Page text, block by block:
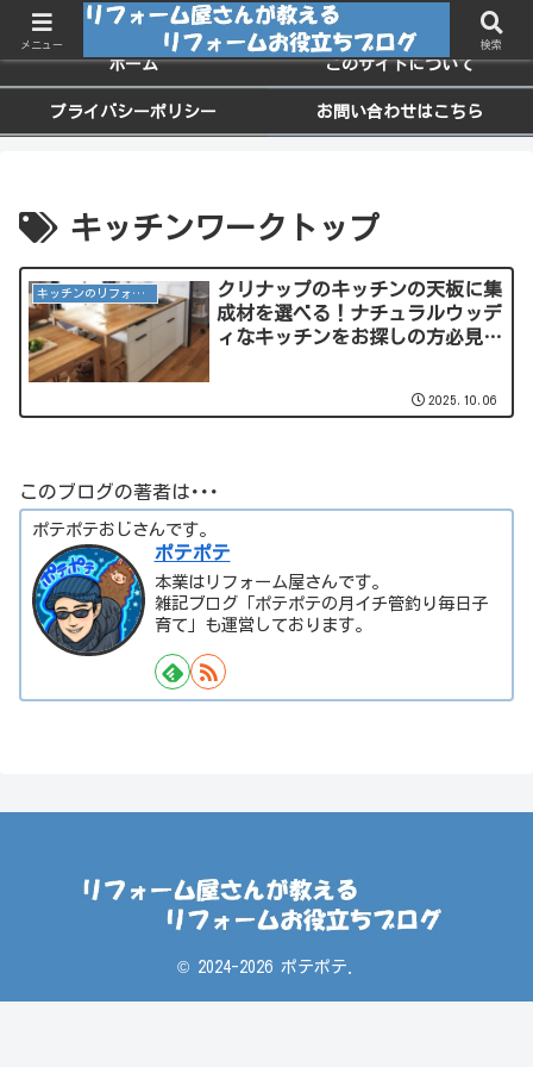
ちょっと役に立つお家のメンテナンス情報
ホーム このサイトについて
プライバシーポリシー お問い合わせはこちら
キッチンワークトップ
キッチンのリフォーム
クリナップのキッチンの天板に集
成材を選べる！ナチュラルウッデ
ィなキッチンをお探しの方必見！
2025.10.06
このブログの著者は･･･
ポテポテおじさんです。
ポテポテ
本業はリフォーム屋さんです。
雑記ブログ「ポテポテの月イチ管釣り毎日子
育て」も運営しております。
© 2024-2026 ポテポテ.
メニュー 検索